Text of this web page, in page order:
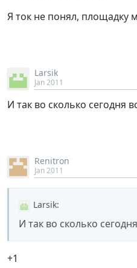
Я ток не понял, площадку
Larsik
Jan 2011
И так во сколько сегодня
Renitron
Jan 2011
Larsik:
И так во сколько
+1